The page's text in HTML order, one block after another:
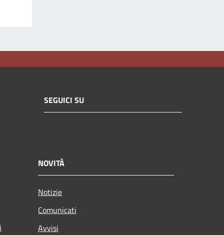
SEGUICI SU
NOVITÀ
Notizie
Comunicati
Avvisi